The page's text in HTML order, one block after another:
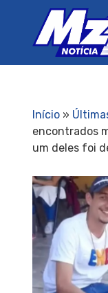
Início»
encontrados
um deles foi